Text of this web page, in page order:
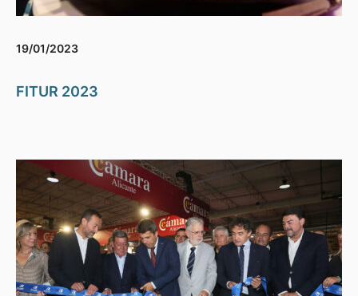
19/01/2023
FITUR 2023